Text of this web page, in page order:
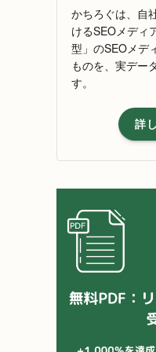
かちろぐは、自
けるSEOメディ
型」のSEOメデ
ものを、実デー
す。
詳